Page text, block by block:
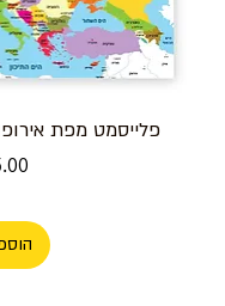
פלייסמט מפת